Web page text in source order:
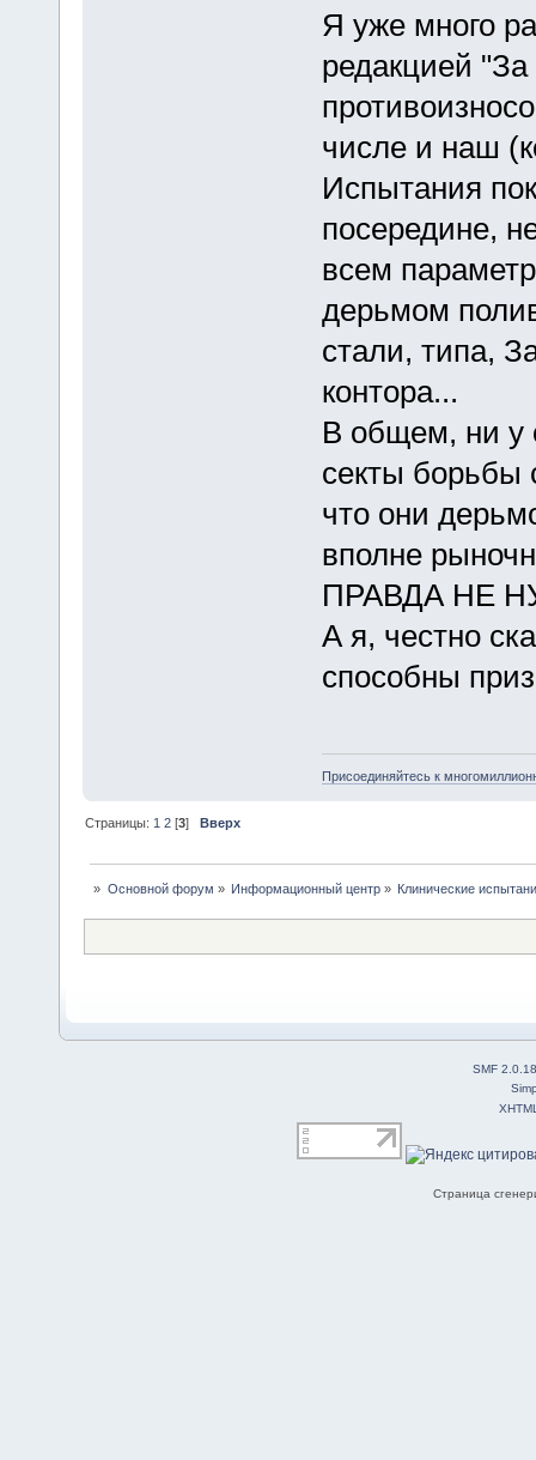
Я уже много
редакцией
числе и наш
Испытания
посередине,
всем
дерьмом
стали, типа,
контора...
В общем, ни у
секты борьбы
что они
вполне
ПРАВДА НЕ
А я, честно
способны
Присоединяйтесь к
Страницы: 1 2 [3]Вверх
» Основной форум » Информационный центр» Клинические
SMF 2.0.18
Страница